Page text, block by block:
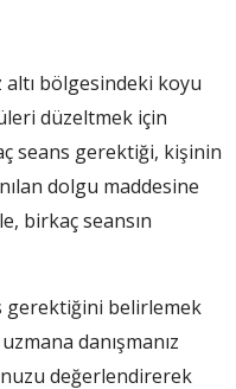
altı bölgesindeki koyu
düzeltmek için
seans gerektiği, kişinin
dolgu maddesine
birkaç seansın
gerektiğini belirlemek
danışmanız
değerlendirerek